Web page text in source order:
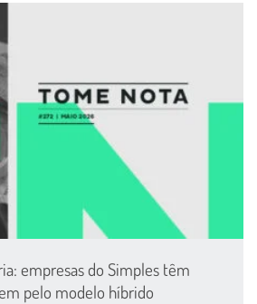
empresas do Simples têm
pelo modelo híbrido